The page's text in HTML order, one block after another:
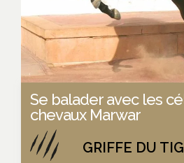
Se balader avec les
chevaux Marwar